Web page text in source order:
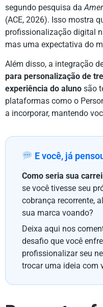
segundo pesquisa da
(ACE, 2026). Isso mostra
profissionalização digital
mas uma expectativa do
Além disso, a integração
para personalização de
experiência do aluno são
plataformas como o
a incorporar, mantendo
E você, já
Como seria sua
se você tivesse seu
cobrança recorrente,
sua marca voando?
Deixa aqui nos
desafio que você
profissionalizar seu
trocar uma ideia com